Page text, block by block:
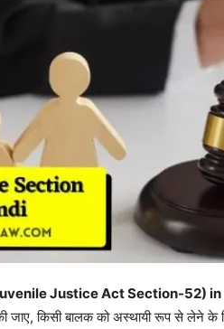
Justice Act Section-52)
जाए, किसी बालक को अस्थायी रूप से लेने